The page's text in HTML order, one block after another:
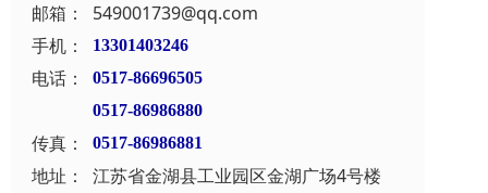
邮箱：
549001739@qq.com
手机：
13301403246
电话：
0517-86696505
0517-86986880
传真： 0517-86986881
地址：
江苏省金湖县工业园区金湖广场4号楼